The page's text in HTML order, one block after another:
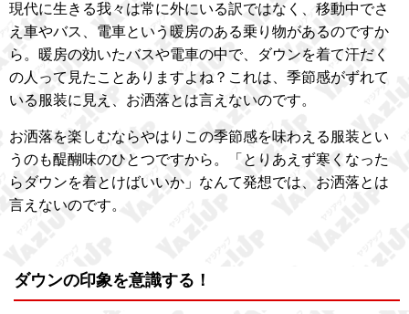
現代に生きる我々は常に外にいる訳ではなく、移動中でさ
え車やバス、電車という暖房のある乗り物があるのですか
ら。暖房の効いたバスや電車の中で、ダウンを着て汗だく
の人って見たことありますよね？これは、季節感がずれて
いる服装に見え、お洒落とは言えないのです。
お洒落を楽しむならやはりこの季節感を味わえる服装とい
うのも醍醐味のひとつですから。「とりあえず寒くなった
らダウンを着とけばいいか」なんて発想では、お洒落とは
言えないのです。
ダウンの印象を意識する！